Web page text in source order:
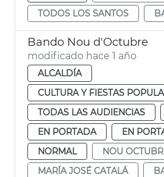
TODOS LOS SANTOS
Bando Nou d'Octubre
modificado hace 1 año
ALCALDÍA
CULTURA Y FIESTAS
TODAS LAS AUDIENCIAS
EN PORTADA
EN
NORMAL
NOU
MARÍA JOSÉ CATALÁ